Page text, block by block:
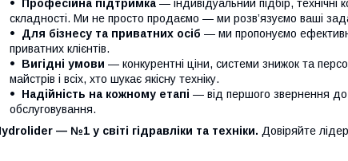
Професійна підтримка — індивідуальний підбір, технічні
складності. Ми не просто продаємо — ми розв’язуємо ваші
Для бізнесу та приватних осіб — ми пропонуємо
приватних клієнтів.
Вигідні умови — конкурентні ціни, системи знижок та
майстрів і всіх, хто шукає якісну техніку.
Надійність на кожному етапі — від першого звернення до
обслуговування.
— №1 у світі гідравліки та техніки. Довіряйте